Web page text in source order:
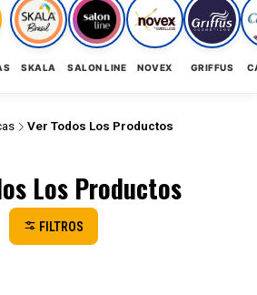
SKALA SALON LINE NOVEX GRIFFUS
Ver Todos Los Productos
Los Productos
FILTROS